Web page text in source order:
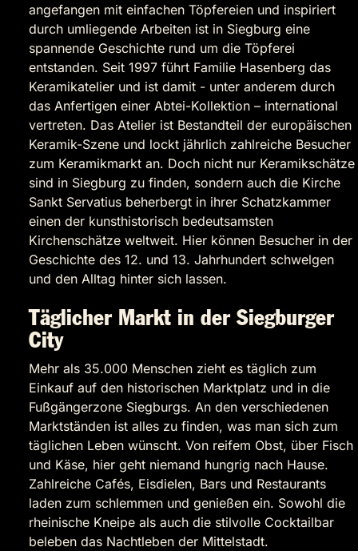
angefangen mit einfachen Töpfereien und inspiriert
durch umliegende Arbeiten ist in Siegburg eine
spannende Geschichte rund um die Töpferei
entstanden. Seit 1997 führt Familie Hasenberg das
Keramikatelier und ist damit - unter anderem durch
das Anfertigen einer Abtei-Kollektion – international
vertreten. Das Atelier ist Bestandteil der europäischen
Keramik-Szene und lockt jährlich zahlreiche Besucher
zum Keramikmarkt an. Doch nicht nur Keramikschätze
sind in Siegburg zu finden, sondern auch die Kirche
Sankt Servatius beherbergt in ihrer Schatzkammer
einen der kunsthistorisch bedeutsamsten
Kirchenschätze weltweit. Hier können Besucher in der
Geschichte des 12. und 13. Jahrhundert schwelgen
und den Alltag hinter sich lassen.
Täglicher Markt in der Siegburger
City
Mehr als 35.000 Menschen zieht es täglich zum
Einkauf auf den historischen Marktplatz und in die
Fußgängerzone Siegburgs. An den verschiedenen
Marktständen ist alles zu finden, was man sich zum
täglichen Leben wünscht. Von reifem Obst, über Fisch
und Käse, hier geht niemand hungrig nach Hause.
Zahlreiche Cafés, Eisdielen, Bars und Restaurants
laden zum schlemmen und genießen ein. Sowohl die
rheinische Kneipe als auch die stilvolle Cocktailbar
beleben das Nachtleben der Mittelstadt.